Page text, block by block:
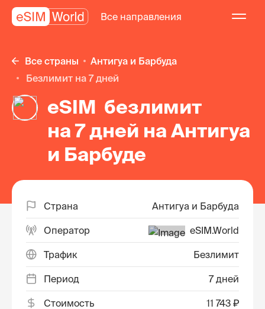
Все направления
Все страны
Антигуа и Барбуда
безлимит на 7 дней
eSIM безлимит
на 7 дней на Антигуа
и Барбуде
Страна Антигуа и Барбуда
Оператор eSIM.World
Трафик Безлимит
Период 7 дней
Стоимость 11 743 ₽